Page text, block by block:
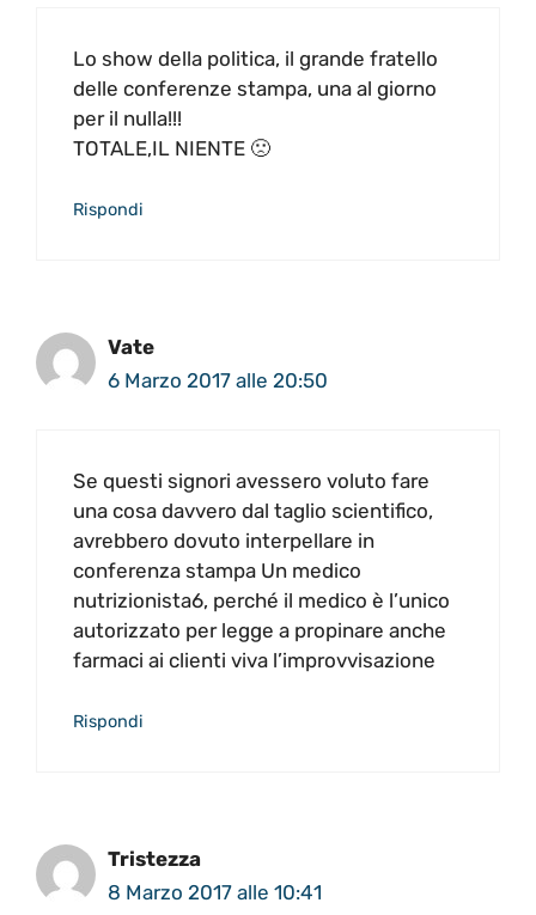
Lo show della politica, il grande fratello
delle conferenze stampa, una al giorno
per il nulla!!!
TOTALE,IL NIENTE 🙁
Rispondi
Vate
6 Marzo 2017 alle 20:50
Se questi signori avessero voluto fare
una cosa davvero dal taglio scientifico,
avrebbero dovuto interpellare in
conferenza stampa Un medico
nutrizionista6, perché il medico è l’unico
autorizzato per legge a propinare anche
farmaci ai clienti viva l’improvvisazione
Rispondi
Tristezza
8 Marzo 2017 alle 10:41